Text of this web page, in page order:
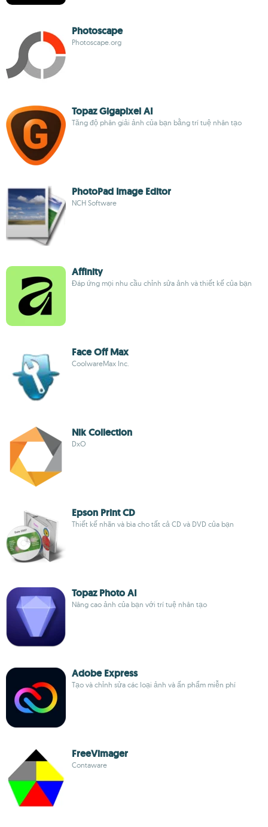
Photoscape
Photoscape.org
Topaz Gigapixel AI
Tăng độ phân giải ảnh của bạn bằng trí tuệ nhân tạo
PhotoPad Image Editor
NCH Software
Affinity
Đáp ứng mọi nhu cầu chỉnh sửa ảnh và thiết kế của bạn
Face Off Max
CoolwareMax Inc.
Nik Collection
DxO
Epson Print CD
Thiết kế nhãn và bìa cho tất cả CD và DVD của bạn
Topaz Photo AI
Nâng cao ảnh của bạn với trí tuệ nhân tạo
Adobe Express
Tạo và chỉnh sửa các loại ảnh và ấn phẩm miễn phí
FreeVimager
Contaware